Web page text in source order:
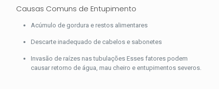
Causas Comuns de Entupimento
Acúmulo de gordura e restos alimentares
Descarte inadequado de cabelos e sabonetes
Invasão de raízes nas tubulações Esses fatores podem
causar retorno de água, mau cheiro e entupimentos severos.